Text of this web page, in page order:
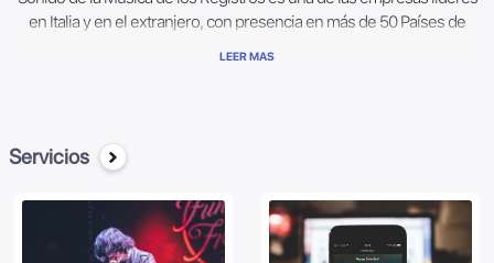
en Italia y en el extranjero, con presencia en más de 50 Países de
para el logro de sus grabación de éxito y económica.
respetados en el panorama de la industria de la música, incluyendo:
LEER MAS
Servicios